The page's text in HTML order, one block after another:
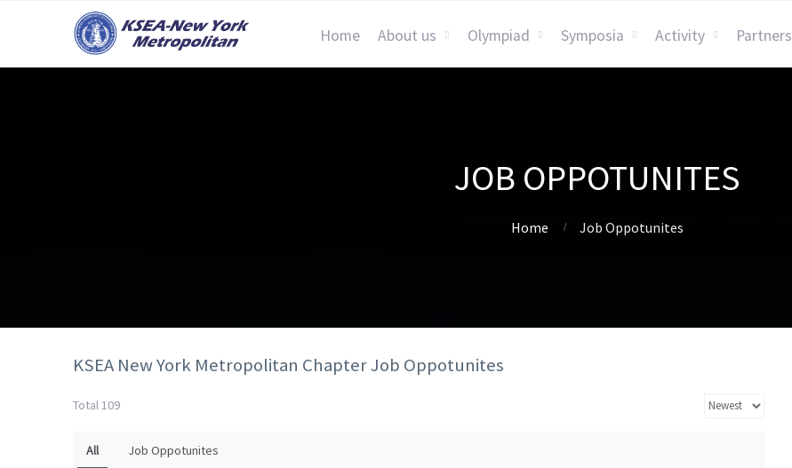
Home About us Olympiad Symposia Activity Partners
JOB OPPOTUNITES
Home Job Oppotunites
KSEA New York Metropolitan Chapter Job Oppotunites
Total 109
All Job Oppotunites